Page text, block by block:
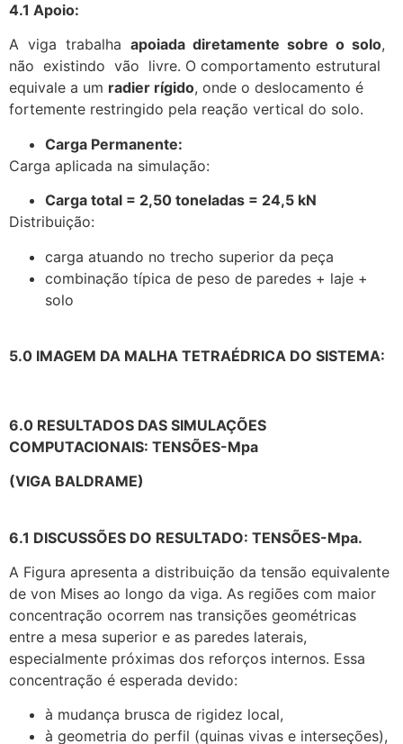
4.1 Apoio:
A viga trabalha apoiada diretamente sobre o solo,
não existindo vão livre. O comportamento estrutural
equivale a um radier rígido, onde o deslocamento é
fortemente restringido pela reação vertical do solo.
Carga Permanente:
Carga aplicada na simulação:
Carga total = 2,50 toneladas = 24,5 kN
Distribuição:
carga atuando no trecho superior da peça
combinação típica de peso de paredes + laje +
solo
5.0 IMAGEM DA MALHA TETRAÉDRICA DO SISTEMA:
6.0 RESULTADOS DAS SIMULAÇÕES
COMPUTACIONAIS: TENSÕES-Mpa
(VIGA BALDRAME)
6.1 DISCUSSÕES DO RESULTADO: TENSÕES-Mpa.
A Figura apresenta a distribuição da tensão equivalente
de von Mises ao longo da viga. As regiões com maior
concentração ocorrem nas transições geométricas
entre a mesa superior e as paredes laterais,
especialmente próximas dos reforços internos. Essa
concentração é esperada devido:
à mudança brusca de rigidez local,
à geometria do perfil (quinas vivas e interseções),